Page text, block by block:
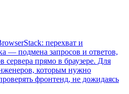
перехват и
— подмена запросов и ответов,
сервера прямо в браузере. Для
которым нужно
фронтенд, не дожидаясь